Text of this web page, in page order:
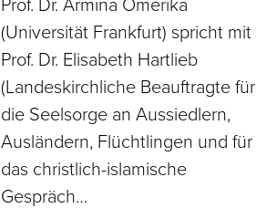
(Universität Frankfurt) spricht mit
Prof. Dr. Elisabeth Hartlieb
(Landeskirchliche Beauftragte für
die Seelsorge an Aussiedlern,
Ausländern, Flüchtlingen und für
das christlich-islamische
Gespräch…